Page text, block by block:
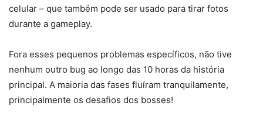
celular – que também pode ser usado para tirar fotos
durante a gameplay.
Fora esses pequenos problemas específicos, não tive
nenhum outro bug ao longo das 10 horas da história
principal. A maioria das fases fluíram tranquilamente,
principalmente os desafios dos bosses!